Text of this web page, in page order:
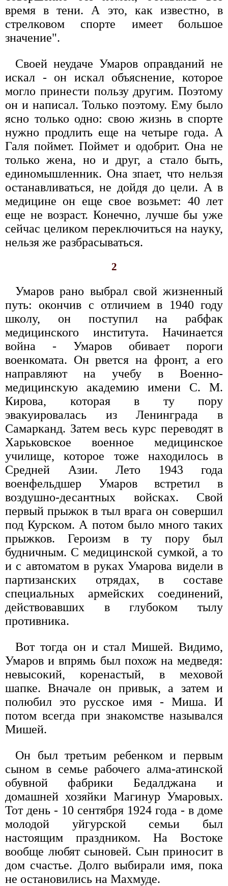
время в тени. А это, как известно, в
стрелковом спорте имеет большое
значение".
Своей неудаче Умаров оправданий не
искал - он искал объяснение, которое
могло принести пользу другим. Поэтому
он и написал. Только поэтому. Ему было
ясно только одно: свою жизнь в спорте
нужно продлить еще на четыре года. А
Галя поймет. Поймет и одобрит. Она не
только жена, но и друг, а стало быть,
единомышленник. Она зпает, что нельзя
останавливаться, не дойдя до цели. А в
медицине он еще свое возьмет: 40 лет
еще не возраст. Конечно, лучше бы уже
сейчас целиком переключиться на науку,
нельзя же разбрасываться.
2
Умаров рано выбрал свой жизненный
путь: окончив с отличием в 1940 году
школу, он поступил на рабфак
медицинского института. Начинается
война - Умаров обивает пороги
военкомата. Он рвется на фронт, а его
направляют на учебу в Военно-
медицинскую академию имени С. М.
Кирова, которая в ту пору
эвакуировалась из Ленинграда в
Самарканд. Затем весь курс переводят в
Харьковское военное медицинское
училище, которое тоже находилось в
Средней Азии. Лето 1943 года
военфельдшер Умаров встретил в
воздушно-десантных войсках. Свой
первый прыжок в тыл врага он совершил
под Курском. А потом было много таких
прыжков. Героизм в ту пору был
будничным. С медицинской сумкой, а то
и с автоматом в руках Умарова видели в
партизанских отрядах, в составе
специальных армейских соединений,
действовавших в глубоком тылу
противника.
Вот тогда он и стал Мишей. Видимо,
Умаров и впрямь был похож на медведя:
невысокий, коренастый, в меховой
шапке. Вначале он привык, а затем и
полюбил это русское имя - Миша. И
потом всегда при знакомстве назывался
Мишей.
Он был третьим ребенком и первым
сыном в семье рабочего алма-атинской
обувной фабрики Бедалджана и
домашней хозяйки Магинур Умаровых.
Тот день - 10 сентября 1924 года - в доме
молодой уйгурской семьи был
настоящим праздником. На Востоке
вообще любят сыновей. Сын приносит в
дом счастье. Долго выбирали имя, пока
не остановились на Махмуде.